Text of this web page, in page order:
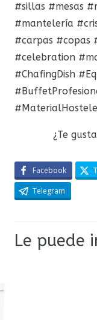
#sillas #mesas
#mantelería
#carpas #copas
#celebration
#ChafingDish
¿Te
Facebook
Telegram
Le puede